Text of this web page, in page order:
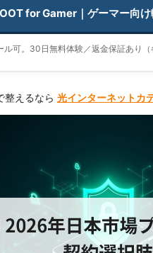
for Gamer｜ゲーマー向け
可。30日無料体験／返金保証あり（
整えるなら 光インターネットカ